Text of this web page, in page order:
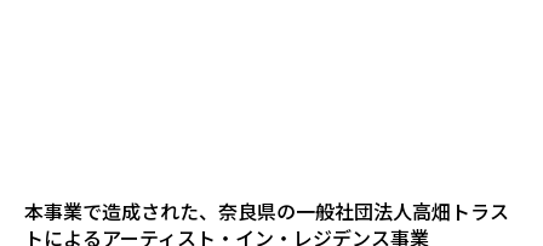
本事業で造成された、奈良県の一般社団法人高畑トラス
トによるアーティスト・イン・レジデンス事業